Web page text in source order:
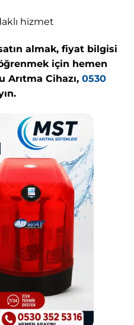
hizmet
almak, fiyat bilgisi
için hemen
Arıtma Cihazı, 0530